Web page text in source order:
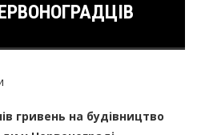
гривень на будівництво